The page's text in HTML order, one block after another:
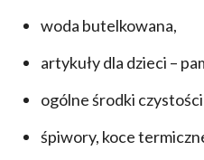
woda butelkowana,
artykuły dla dzieci –
ogólne środki
śpiwory, koce